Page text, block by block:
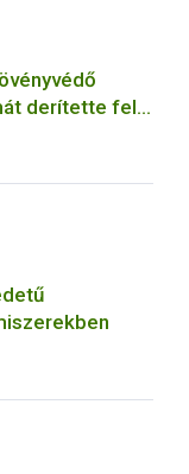
derítette fel a